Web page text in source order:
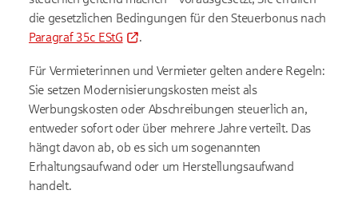
die gesetzlichen Bedingungen für den Steuerbonus nach
Paragraf 35c EStG
.
Für Vermieterinnen und Vermieter gelten andere Regeln:
Sie setzen Modernisierungskosten meist als
Werbungskosten oder Abschreibungen steuerlich an,
entweder sofort oder über mehrere Jahre verteilt. Das
hängt davon ab, ob es sich um sogenannten
Erhaltungsaufwand oder um Herstellungsaufwand
handelt.